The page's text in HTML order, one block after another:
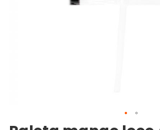
Saltar